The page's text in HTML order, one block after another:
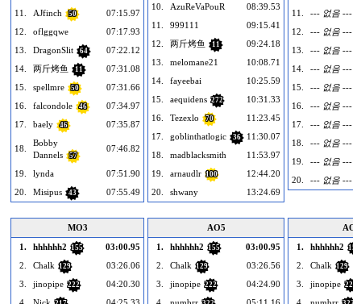
11.
AJfinch 50
07:15.97
12.
oflggqwe
07:17.93
13.
DragonSlit 64
07:22.12
14.
两斤烤鱼 11
07:31.08
15.
spellmre 50
07:31.66
16.
falcondole 46
07:34.97
17.
baely 46 07:35.87
18.
Bobby
Dannels
57
07:46.82
19. lynda
07:51.90
20.
Misipus 43 07:55.49
10.
AzuReVaPouR
08:39.53
11.
999111
09:15.41
12.
两斤烤鱼 11
09:24.18
13.
melomane21
10:08.71
14.
fayeebai
10:25.59
15.
aequidens 272
10:31.33
16.
Tezexlo 70
11:23.45
17.
goblinthatlogic 36
11:30.07
18.
madblacksmith
11:53.97
19.
arnaudlr 100
12:44.20
20.
shwany 13:24.69
11.
--- 없음 ---
12.
--- 없음 ---
13.
--- 없음 ---
14.
--- 없음 ---
15.
--- 없음 ---
16.
--- 없음 ---
17.
--- 없음 ---
18.
--- 없음 ---
19.
--- 없음 ---
20.
--- 없음 ---
MO3
1.
hhhhhh2 155
03:00.95
2.
Chalk 129
03:26.06
3.
jinopipe 222
04:20.30
AO5
1.
hhhhhh2 155
03:00.95
2.
Chalk 129
03:26.56
3.
jinopipe 222
04:24.90
1.
hhhhhh2 155
2. Chalk 129
3. jinopipe 222